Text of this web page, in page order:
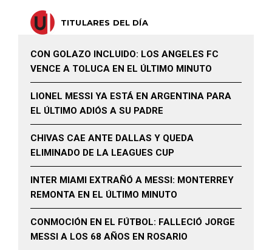
TITULARES DEL DÍA
CON GOLAZO INCLUIDO: LOS ANGELES FC
VENCE A TOLUCA EN EL ÚLTIMO MINUTO
LIONEL MESSI YA ESTÁ EN ARGENTINA PARA
EL ÚLTIMO ADIÓS A SU PADRE
CHIVAS CAE ANTE DALLAS Y QUEDA
ELIMINADO DE LA LEAGUES CUP
INTER MIAMI EXTRAÑÓ A MESSI: MONTERREY
REMONTA EN EL ÚLTIMO MINUTO
CONMOCIÓN EN EL FÚTBOL: FALLECIÓ JORGE
MESSI A LOS 68 AÑOS EN ROSARIO